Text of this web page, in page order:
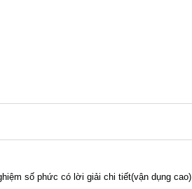
số phức có lời giải chi tiết(vận dụng cao)